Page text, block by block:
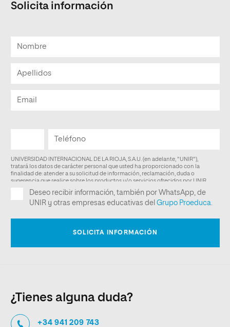
Solicita información
¿Tienes alguna duda?
+34 941 209 743